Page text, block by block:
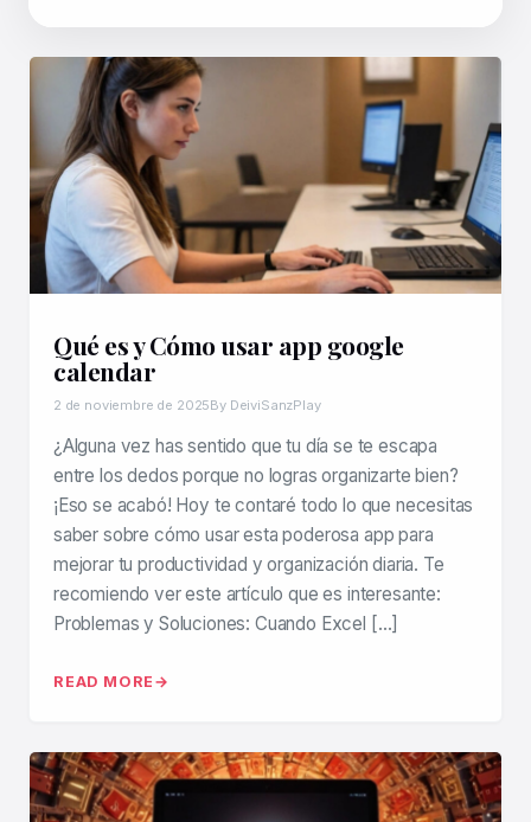
Qué es y Cómo usar app google
calendar
2 de noviembre de 2025By DeiviSanzPlay
¿Alguna vez has sentido que tu día se te escapa
entre los dedos porque no logras organizarte bien?
¡Eso se acabó! Hoy te contaré todo lo que necesitas
saber sobre cómo usar esta poderosa app para
mejorar tu productividad y organización diaria. Te
recomiendo ver este artículo que es interesante:
Problemas y Soluciones: Cuando Excel […]
READ MORE